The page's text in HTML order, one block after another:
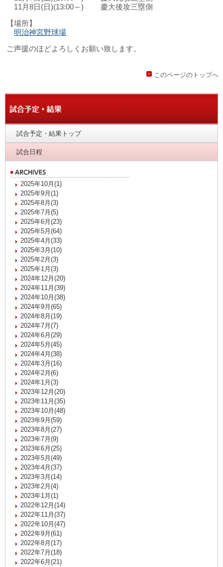
11 月8日(日)(13:00～) 慶大後攻三塁側
【場所】
明治神宮野球場
ご声援のほどよろしくお願い致します。
このページのトップへ
試合予定・結果トップ
試合日程
2025年10月(1)
2025年9月(1)
2025年8月(3)
2025年7月(5)
2025年6月(23)
2025年5月(64)
2025年4月(33)
2025年3月(10)
2025年2月(3)
2025年1月(3)
2024年12月(20)
2024年11月(39)
2024年10月(38)
2024年9月(65)
2024年8月(19)
2024年7月(7)
2024年6月(29)
2024年5月(45)
2024年4月(38)
2024年3月(16)
2024年2月(6)
2024年1月(3)
2023年12月(20)
2023年11月(35)
2023年10月(48)
2023年9月(59)
2023年8月(27)
2023年7月(9)
2023年6月(25)
2023年5月(49)
2023年4月(37)
2023年3月(14)
2023年2月(4)
2023年1月(1)
2022年12月(14)
2022年11月(37)
2022年10月(47)
2022年9月(61)
2022年8月(17)
2022年7月(18)
2022年6月(21)